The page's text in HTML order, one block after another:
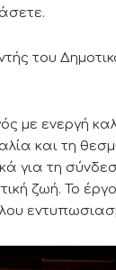
του
με ενεργή
και τη
για τη
ζωή. Το